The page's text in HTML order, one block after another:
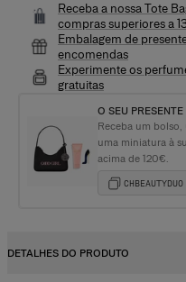
Receba a nossa Tote
compras superiores a
Embalagem de
encomendas
Experimente os
gratuitas
O SEU PRESENTE
Receba um
uma miniatura à
acima de 120€.
CHBEAUTYDUO
DETALHES DO PRODUTO